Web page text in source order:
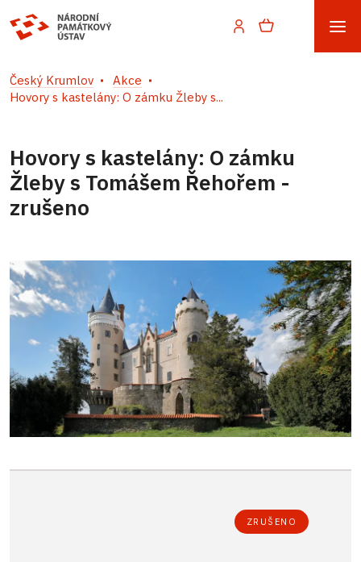
Český Krumlov
Akce
Hovory s kastelány: O zámku Žleby s...
Hovory s kastelány: O zámku
Žleby s Tomášem Řehořem -
zrušeno
ZRUŠENO